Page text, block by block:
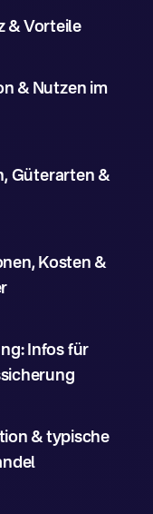
& Vorteile
& Nutzen im
Güterarten &
Kosten &
Infos für
& typische